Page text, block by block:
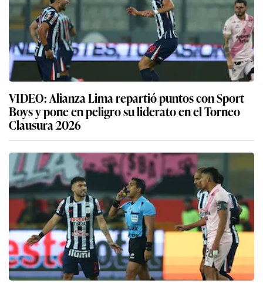
VIDEO: Alianza Lima repartió puntos con Sport
Boys y pone en peligro su liderato en el Torneo
Clausura 2026